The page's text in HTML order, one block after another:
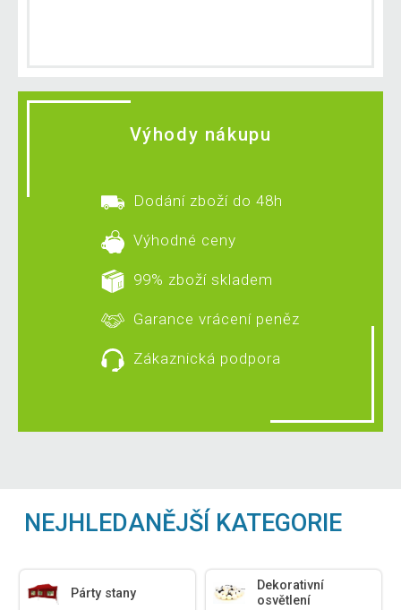
Výhody nákupu
Dodání zboží do 48h
Výhodné ceny
99% zboží skladem
Garance vrácení peněz
Zákaznická podpora
NEJHLEDANĚJŠÍ KATEGORIE
Párty stany
Dekorativní
osvětlení